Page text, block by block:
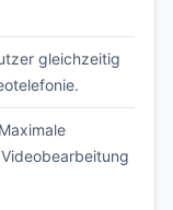
gleichzeitig
Maximale